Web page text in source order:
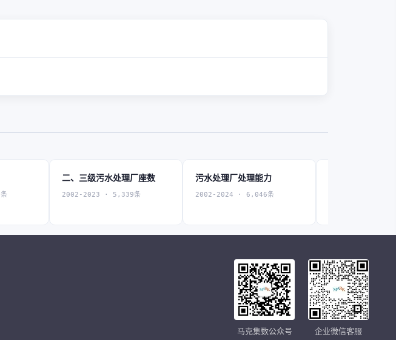
二、三级污水处理厂座数
2002-2023 · 5,339条
污水处理厂处理能力
2002-2024 · 6,046条
马克集数公众号 企业微信客服